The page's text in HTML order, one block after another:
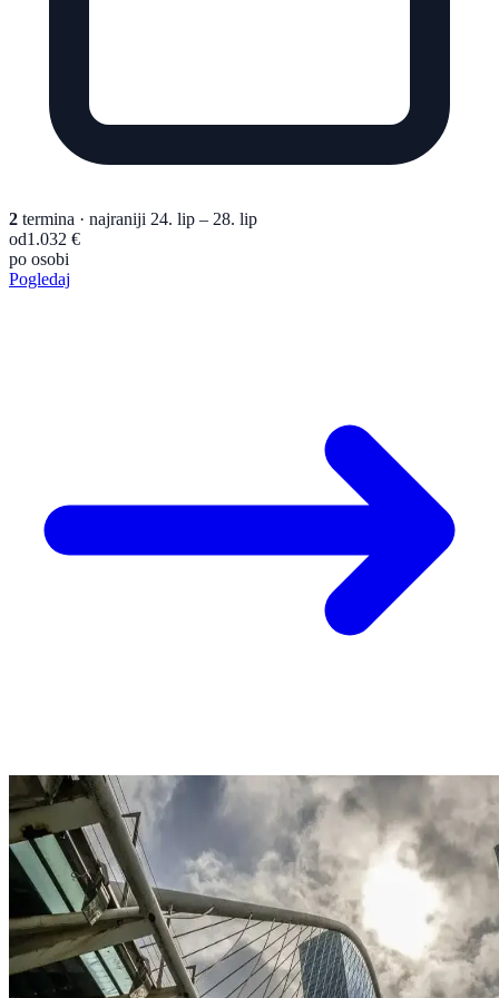
2 termina · najraniji 24. lip – 28. lip
od1.032 €
po osobi
Pogledaj